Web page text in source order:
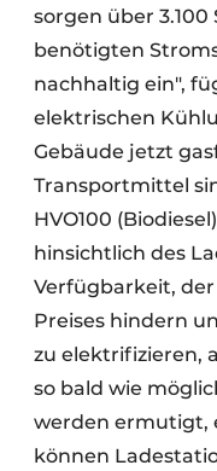
sorgen über 3.100
benötigten
nachhaltig ein",
elektrischen
Gebäude jetzt
Transportmittel
HVO100
hinsichtlich des
Verfügbarkeit,
Preises hindern
zu elektrifizieren,
so bald wie
werden ermutigt,
können